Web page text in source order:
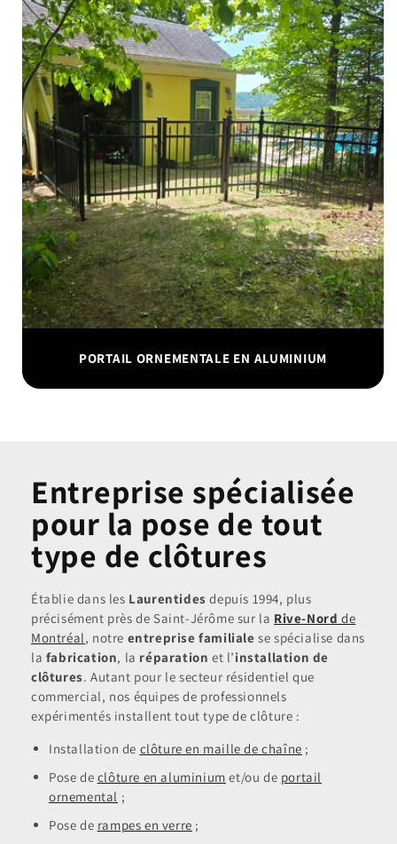
PORTAIL ORNEMENTALE EN ALUMINIUM
Entreprise spécialisée
pour la pose de tout
type de clôtures
Établie dans les Laurentides depuis 1994, plus
précisément près de Saint-Jérôme sur la Rive-Nordde
Montréal, notre entreprise familialese spécialise dans
la fabrication, la réparationet l’installation de
clôtures. Autant pour le secteur résidentiel que
commercial, nos équipes de professionnels
expérimentés installent tout type de clôture :
Installation de clôture en maille de chaîne ;
Pose de clôture en aluminium et/ou de portail
ornemental ;
Pose de rampes en verre ;